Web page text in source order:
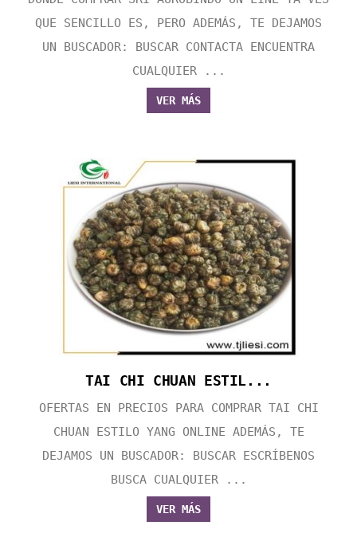
QUE SENCILLO ES, PERO ADEMÁS, TE DEJAMOS
UN BUSCADOR: BUSCAR CONTACTA ENCUENTRA
CUALQUIER ...
VER MÁS
TAI CHI CHUAN ESTIL...
OFERTAS EN PRECIOS PARA COMPRAR TAI CHI
CHUAN ESTILO YANG ONLINE ADEMÁS, TE
DEJAMOS UN BUSCADOR: BUSCAR ESCRÍBENOS
BUSCA CUALQUIER ...
VER MÁS